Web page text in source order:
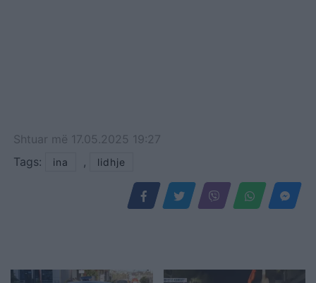
Shtuar më 17.05.2025 19:27
Tags:
ina , lidhje